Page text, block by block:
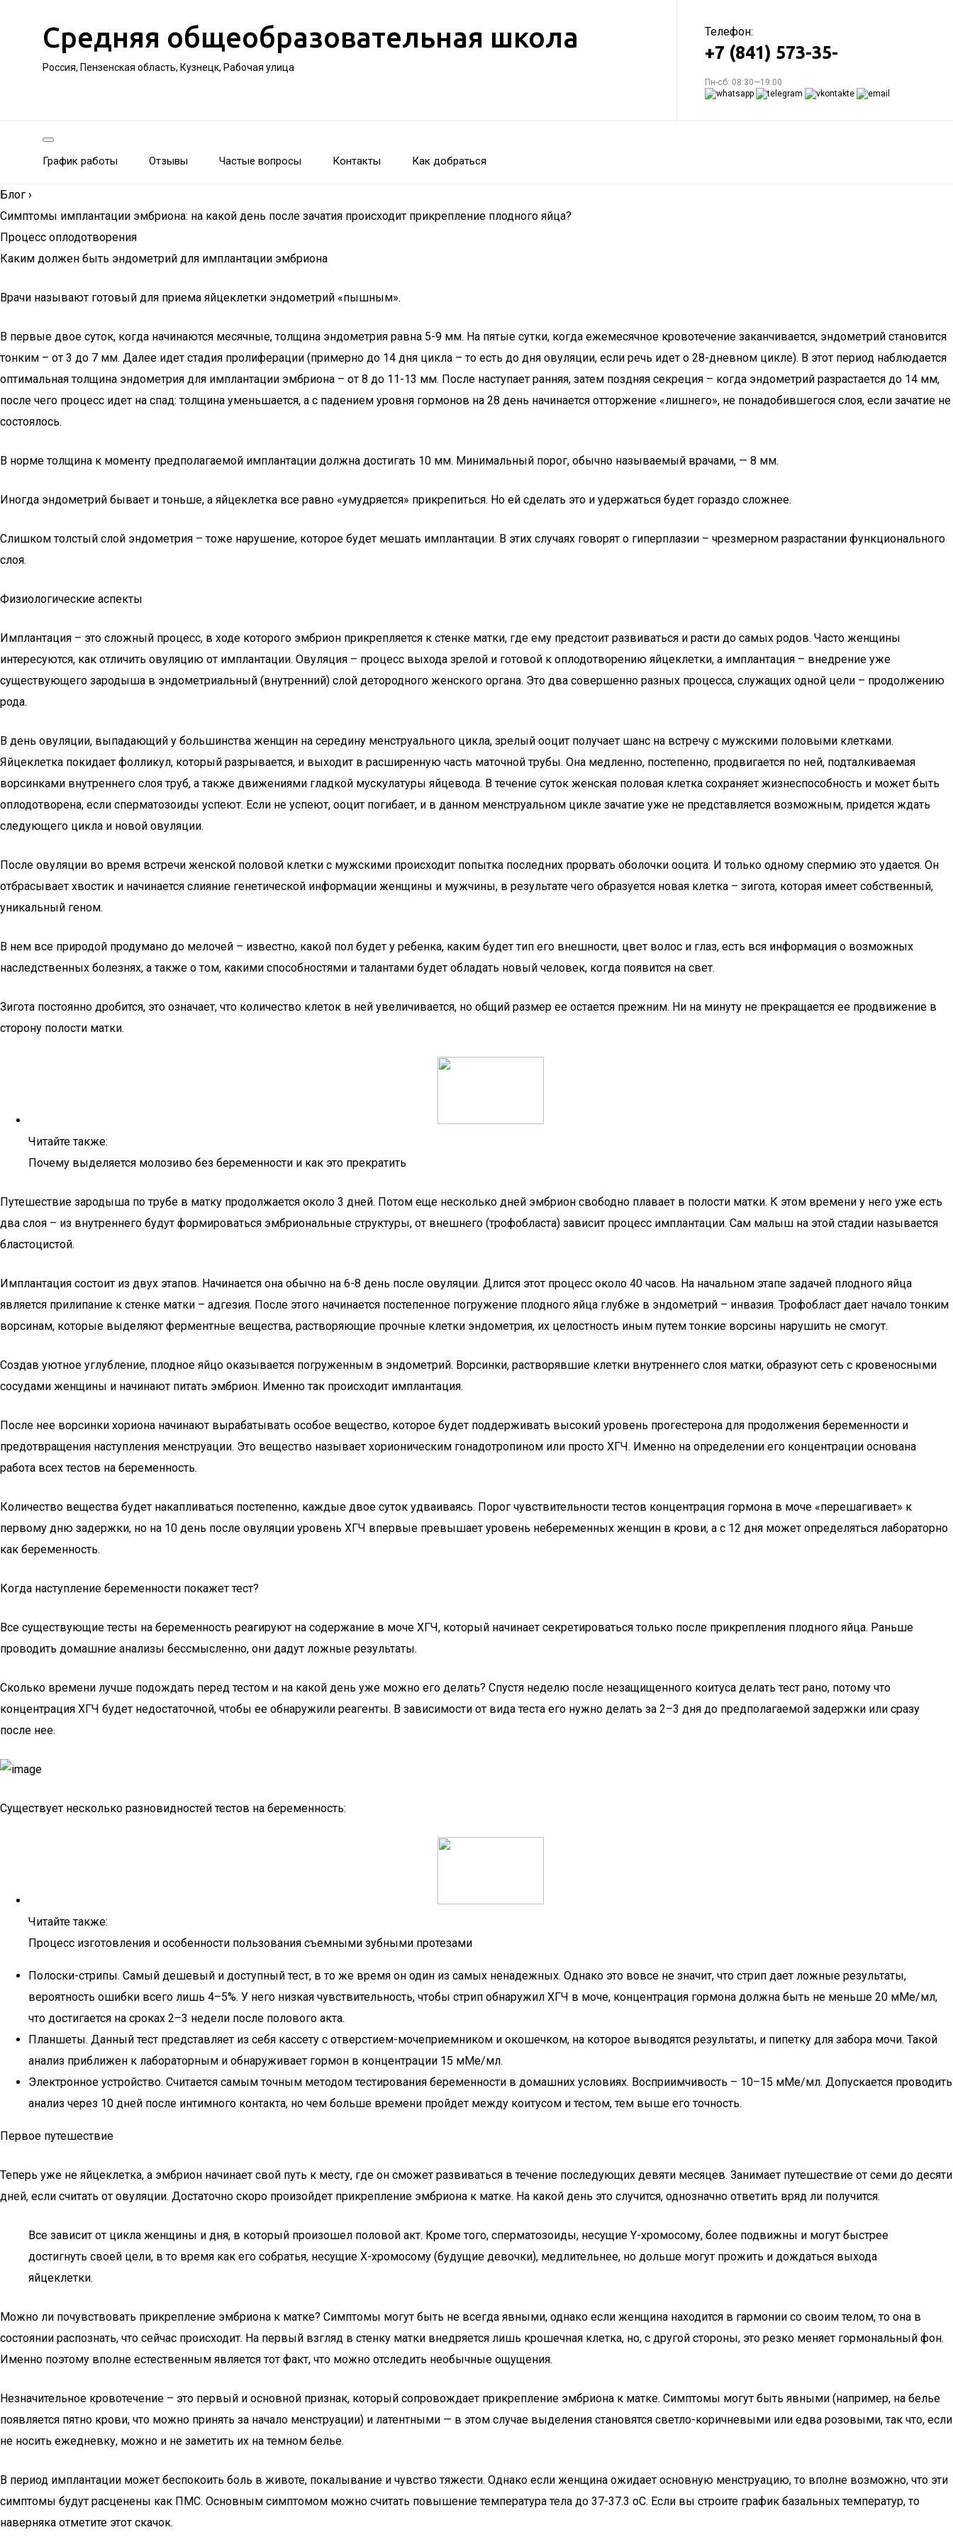
Средняя общеобразовательная школа
Россия, Пензенская область, Кузнецк, Рабочая улица
Телефон:
+7 (841) 573-35-
Пн-сб: 08:30—19:00
График работы Отзывы Частые вопросы Контакты Как добраться
Блог ›
Симптомы имплантации эмбриона: на какой день после зачатия происходит прикрепление плодного яйца?
Процесс оплодотворения
Каким должен быть эндометрий для имплантации эмбриона
Врачи называют готовый для приема яйцеклетки эндометрий «пышным».
В первые двое суток, когда начинаются месячные, толщина эндометрия равна 5-9 мм. На пятые сутки, когда ежемесячное кровотечение заканчивается, эндометрий становится
тонким – от 3 до 7 мм. Далее идет стадия пролиферации (примерно до 14 дня цикла – то есть до дня овуляции, если речь идет о 28-дневном цикле). В этот период наблюдается
оптимальная толщина эндометрия для имплантации эмбриона – от 8 до 11-13 мм. После наступает ранняя, затем поздняя секреция – когда эндометрий разрастается до 14 мм,
после чего процесс идет на спад: толщина уменьшается, а с падением уровня гормонов на 28 день начинается отторжение «лишнего», не понадобившегося слоя, если зачатие не
состоялось.
В норме толщина к моменту предполагаемой имплантации должна достигать 10 мм. Минимальный порог, обычно называемый врачами, — 8 мм.
Иногда эндометрий бывает и тоньше, а яйцеклетка все равно «умудряется» прикрепиться. Но ей сделать это и удержаться будет гораздо сложнее.
Слишком толстый слой эндометрия – тоже нарушение, которое будет мешать имплантации. В этих случаях говорят о гиперплазии – чрезмерном разрастании функционального
слоя.
Физиологические аспекты
Имплантация – это сложный процесс, в ходе которого эмбрион прикрепляется к стенке матки, где ему предстоит развиваться и расти до самых родов. Часто женщины
интересуются, как отличить овуляцию от имплантации. Овуляция – процесс выхода зрелой и готовой к оплодотворению яйцеклетки, а имплантация – внедрение уже
существующего зародыша в эндометриальный (внутренний) слой детородного женского органа. Это два совершенно разных процесса, служащих одной цели – продолжению
рода.
В день овуляции, выпадающий у большинства женщин на середину менструального цикла, зрелый ооцит получает шанс на встречу с мужскими половыми клетками.
Яйцеклетка покидает фолликул, который разрывается, и выходит в расширенную часть маточной трубы. Она медленно, постепенно, продвигается по ней, подталкиваемая
ворсинками внутреннего слоя труб, а также движениями гладкой мускулатуры яйцевода. В течение суток женская половая клетка сохраняет жизнеспособность и может быть
оплодотворена, если сперматозоиды успеют. Если не успеют, ооцит погибает, и в данном менструальном цикле зачатие уже не представляется возможным, придется ждать
следующего цикла и новой овуляции.
После овуляции во время встречи женской половой клетки с мужскими происходит попытка последних прорвать оболочки ооцита. И только одному спермию это удается. Он
отбрасывает хвостик и начинается слияние генетической информации женщины и мужчины, в результате чего образуется новая клетка – зигота, которая имеет собственный,
уникальный геном.
В нем все природой продумано до мелочей – известно, какой пол будет у ребенка, каким будет тип его внешности, цвет волос и глаз, есть вся информация о возможных
наследственных болезнях, а также о том, какими способностями и талантами будет обладать новый человек, когда появится на свет.
Зигота постоянно дробится, это означает, что количество клеток в ней увеличивается, но общий размер ее остается прежним. Ни на минуту не прекращается ее продвижение в
сторону полости матки.
Читайте также:
Почему выделяется молозиво без беременности и как это прекратить
Путешествие зародыша по трубе в матку продолжается около 3 дней. Потом еще несколько дней эмбрион свободно плавает в полости матки. К этом времени у него уже есть
два слоя – из внутреннего будут формироваться эмбриональные структуры, от внешнего (трофобласта) зависит процесс имплантации. Сам малыш на этой стадии называется
бластоцистой.
Имплантация состоит из двух этапов. Начинается она обычно на 6-8 день после овуляции. Длится этот процесс около 40 часов. На начальном этапе задачей плодного яйца
является прилипание к стенке матки – адгезия. После этого начинается постепенное погружение плодного яйца глубже в эндометрий – инвазия. Трофобласт дает начало тонким
ворсинам, которые выделяют ферментные вещества, растворяющие прочные клетки эндометрия, их целостность иным путем тонкие ворсины нарушить не смогут.
Создав уютное углубление, плодное яйцо оказывается погруженным в эндометрий. Ворсинки, растворявшие клетки внутреннего слоя матки, образуют сеть с кровеносными
сосудами женщины и начинают питать эмбрион. Именно так происходит имплантация.
После нее ворсинки хориона начинают вырабатывать особое вещество, которое будет поддерживать высокий уровень прогестерона для продолжения беременности и
предотвращения наступления менструации. Это вещество называет хорионическим гонадотропином или просто ХГЧ. Именно на определении его концентрации основана
работа всех тестов на беременность.
Количество вещества будет накапливаться постепенно, каждые двое суток удваиваясь. Порог чувствительности тестов концентрация гормона в моче «перешагивает» к
первому дню задержки, но на 10 день после овуляции уровень ХГЧ впервые превышает уровень небеременных женщин в крови, а с 12 дня может определяться лабораторно
как беременность.
Когда наступление беременности покажет тест?
Все существующие тесты на беременность реагируют на содержание в моче ХГЧ, который начинает секретироваться только после прикрепления плодного яйца. Раньше
проводить домашние анализы бессмысленно, они дадут ложные результаты.
Сколько времени лучше подождать перед тестом и на какой день уже можно его делать? Спустя неделю после незащищенного коитуса делать тест рано, потому что
концентрация ХГЧ будет недостаточной, чтобы ее обнаружили реагенты. В зависимости от вида теста его нужно делать за 2–3 дня до предполагаемой задержки или сразу
после нее.
Существует несколько разновидностей тестов на беременность:
Читайте также:
Процесс изготовления и особенности пользования съемными зубными протезами
Полоски-стрипы. Самый дешевый и доступный тест, в то же время он один из самых ненадежных. Однако это вовсе не значит, что стрип дает ложные результаты,
вероятность ошибки всего лишь 4–5%. У него низкая чувствительность, чтобы стрип обнаружил ХГЧ в моче, концентрация гормона должна быть не меньше 20 мМе/мл,
что достигается на сроках 2–3 недели после полового акта.
Планшеты. Данный тест представляет из себя кассету с отверстием-мочеприемником и окошечком, на которое выводятся результаты, и пипетку для забора мочи. Такой
анализ приближен к лабораторным и обнаруживает гормон в концентрации 15 мМе/мл.
Электронное устройство. Считается самым точным методом тестирования беременности в домашних условиях. Восприимчивость – 10–15 мМе/мл. Допускается проводить
анализ через 10 дней после интимного контакта, но чем больше времени пройдет между коитусом и тестом, тем выше его точность.
Первое путешествие
Теперь уже не яйцеклетка, а эмбрион начинает свой путь к месту, где он сможет развиваться в течение последующих девяти месяцев. Занимает путешествие от семи до десяти
дней, если считать от овуляции. Достаточно скоро произойдет прикрепление эмбриона к матке. На какой день это случится, однозначно ответить вряд ли получится.
Все зависит от цикла женщины и дня, в который произошел половой акт. Кроме того, сперматозоиды, несущие Y-хромосому, более подвижны и могут быстрее
достигнуть своей цели, в то время как его собратья, несущие X-хромосому (будущие девочки), медлительнее, но дольше могут прожить и дождаться выхода
яйцеклетки.
Можно ли почувствовать прикрепление эмбриона к матке? Симптомы могут быть не всегда явными, однако если женщина находится в гармонии со своим телом, то она в
состоянии распознать, что сейчас происходит. На первый взгляд в стенку матки внедряется лишь крошечная клетка, но, с другой стороны, это резко меняет гормональный фон.
Именно поэтому вполне естественным является тот факт, что можно отследить необычные ощущения.
Незначительное кровотечение – это первый и основной признак, который сопровождает прикрепление эмбриона к матке. Симптомы могут быть явными (например, на белье
появляется пятно крови, что можно принять за начало менструации) и латентными — в этом случае выделения становятся светло-коричневыми или едва розовыми, так что, если
не носить ежедневку, можно и не заметить их на темном белье.
В период имплантации может беспокоить боль в животе, покалывание и чувство тяжести. Однако если женщина ожидает основную менструацию, то вполне возможно, что эти
симптомы будут расценены как ПМС. Основным симптомом можно считать повышение температура тела до 37-37.3 оС. Если вы строите график базальных температур, то
наверняка отметите этот скачок.